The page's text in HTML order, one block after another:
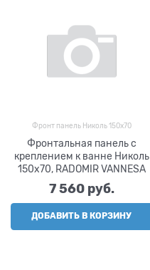
Фронт панель Николь 150х70
Фронтальная панель с
креплением к ванне Николь
150х70, RADOMIR VANNESA
7 560 руб.
ДОБАВИТЬ В КОРЗИНУ